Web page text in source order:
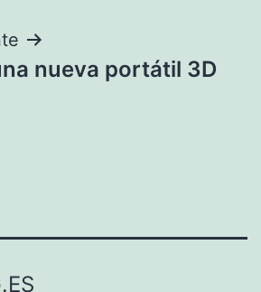
nueva portátil 3D